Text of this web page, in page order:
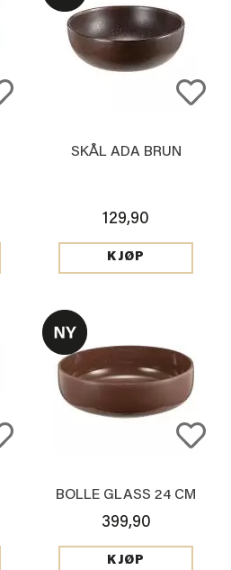
SKÅL ADA BRUN
129,90
KJØP
BOLLE GLASS 24 CM
399,90
KJØP